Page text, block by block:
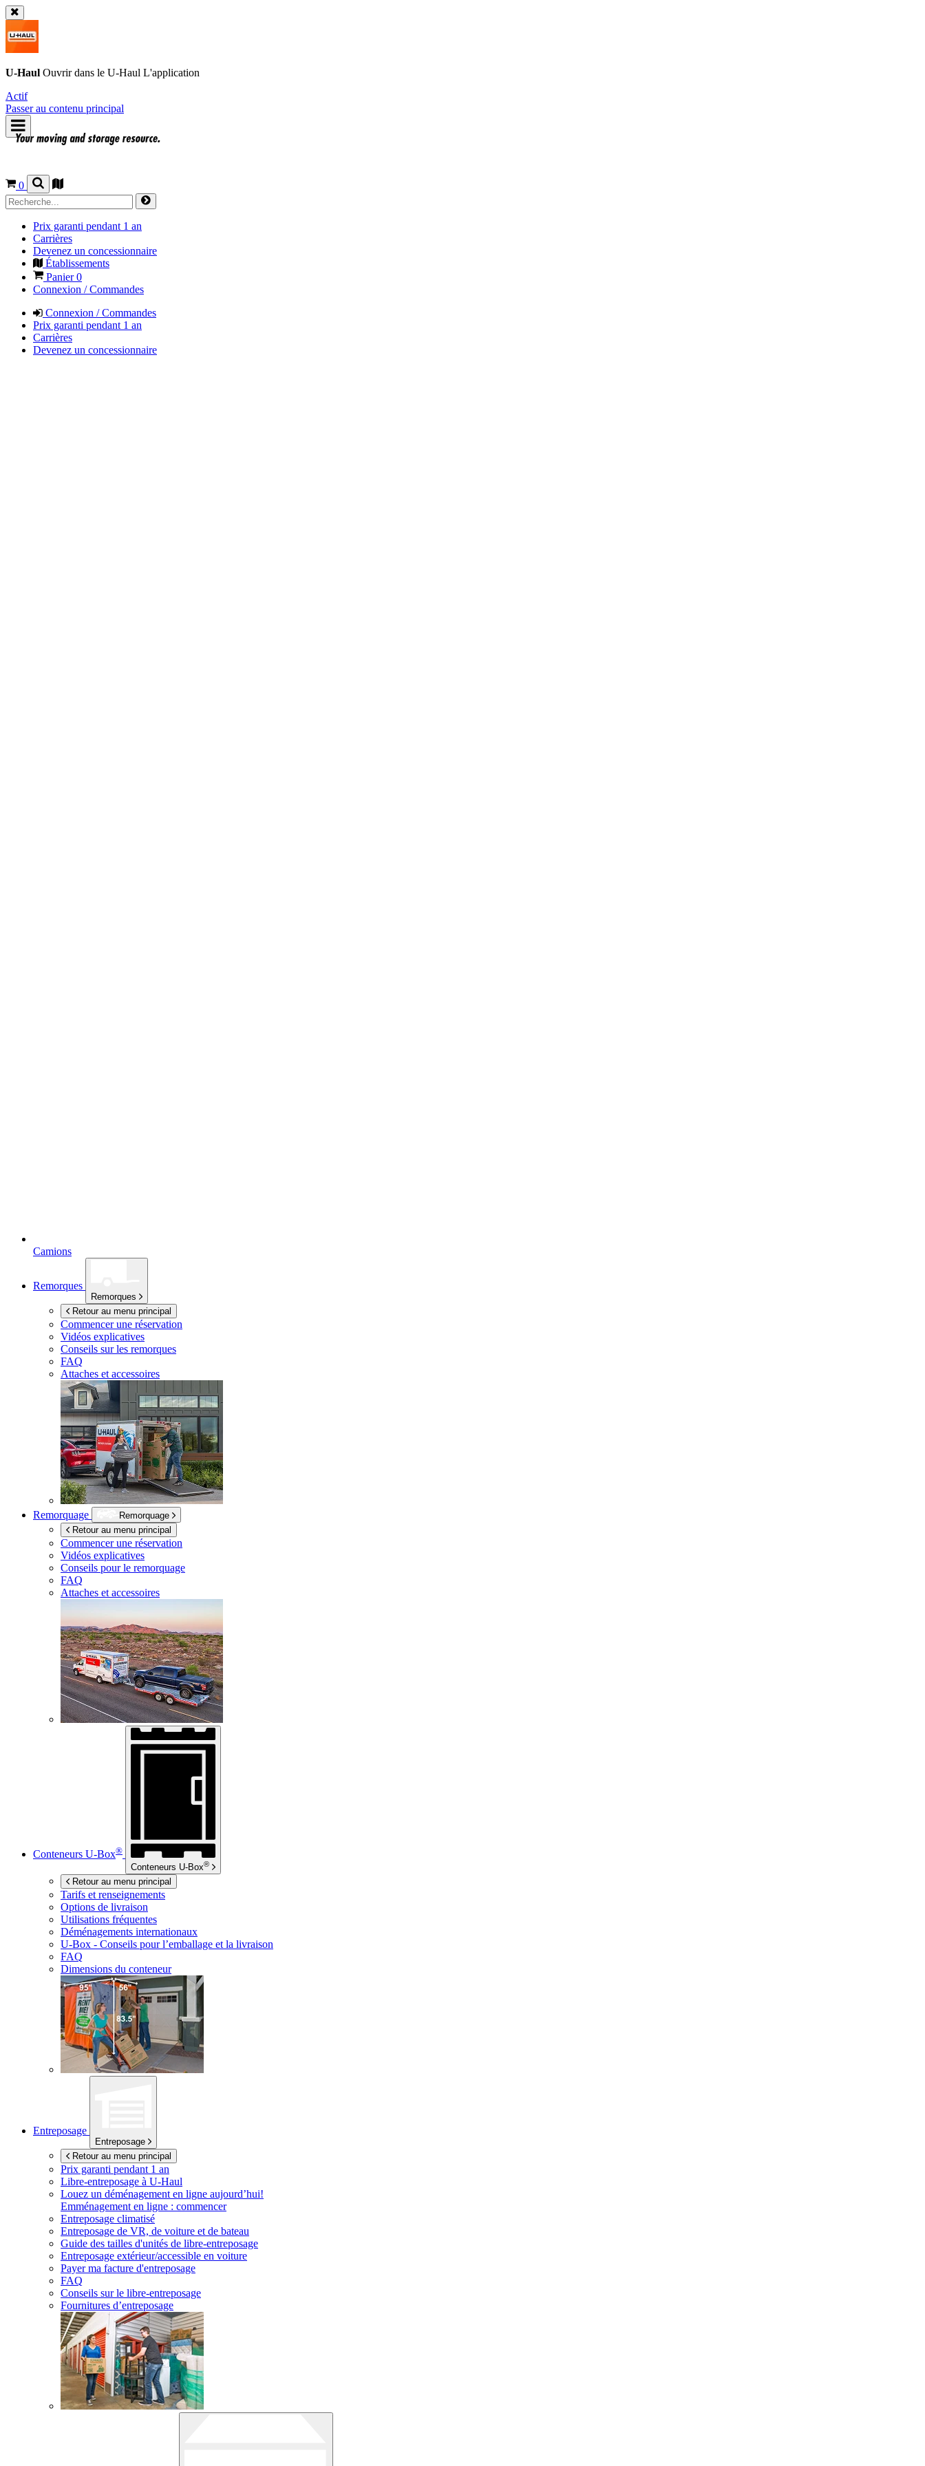
U-Haul Ouvrir dans le U-Haul L'application
Actif
Passer au contenu principal
0
Prix garanti pendant 1 an
Carrières
Devenez un concessionnaire
Établissements
Panier0
Connexion / Commandes
Connexion / Commandes
Prix garanti pendant 1 an
Carrières
Devenez un concessionnaire
Camions
Remorques
Remorques
Retour au menu principal
Commencer une réservation
Vidéos explicatives
Conseils sur les remorques
FAQ
Attaches et accessoires
Remorquage
Remorquage
Retour au menu principal
Commencer une réservation
Vidéos explicatives
Conseils pour le remorquage
FAQ
Attaches et accessoires
Conteneurs U-Box®
Conteneurs U-Box®
Retour au menu principal
Tarifs et renseignements
Options de livraison
Utilisations fréquentes
Déménagements internationaux
U-Box - Conseils pour l’emballage et la livraison
FAQ
Dimensions du conteneur
Entreposage
Entreposage
Retour au menu principal
Prix garanti pendant 1 an
Libre-entreposage à U-Haul
Louez un déménagement en ligne aujourd’hui!
Emménagement en ligne : commencer
Entreposage climatisé
Entreposage de VR, de voiture et de bateau
Guide des tailles d'unités de libre-entreposage
Entreposage extérieur/accessible en voiture
Payer ma facture d'entreposage
FAQ
Conseils sur le libre-entreposage
Fournitures d’entreposage